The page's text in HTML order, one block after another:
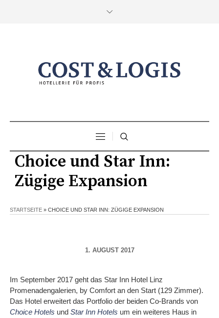
Choice und Star Inn:
Zügige Expansion
STARTSEITE » CHOICE UND STAR INN: ZÜGIGE EXPANSION
1. AUGUST 2017
Im September 2017 geht das Star Inn Hotel Linz
Promenadengalerien, by Comfort an den Start (129 Zimmer).
Das Hotel erweitert das Portfolio der beiden Co-Brands von
Choice Hotels und Star Inn Hotels um ein weiteres Haus in